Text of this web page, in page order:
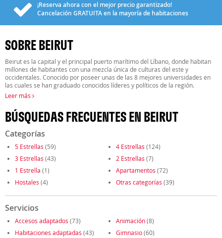
¡Reserva ahora con el mejor precio garantizado!
Cancelación GRATUITAen la mayoría de habitaciones
SOBRE BEIRUT
Beirut es la capital y el principal puerto marítimo del Líbano, donde habitan
millones de habitantes con una mezcla única de culturas del este y
occidentales. Conocido por poseer unas de las 8 mejores universidades en
las cuales se han graduado conocidos líderes y políticos de la región.
Leer más
BÚSQUEDAS FRECUENTES EN BEIRUT
Categorías
5 Estrellas (59) 4 Estrellas (124)
3 Estrellas (43) 2 Estrellas (7)
1 Estrella (1) Apartamentos (72)
Hostales (4) Otras categorías (39)
Servicios
Accesos adaptados (73) Animación(8)
Habitaciones adaptadas (43) Gimnasio(60)